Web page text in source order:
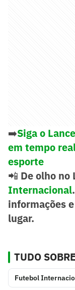
➡️Siga o
em tempo
esporte
📲 De olho no
Internacional
informações
lugar.
TUDO SOBRE
Futebol